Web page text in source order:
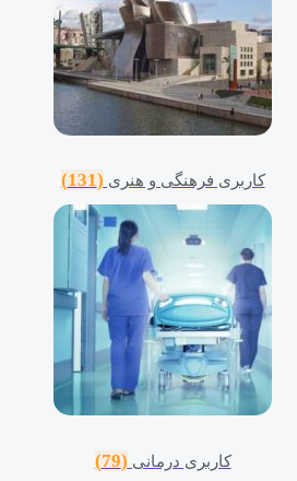
کاربری فرهنگی و هنری (131)
کاربری درمانی (79)